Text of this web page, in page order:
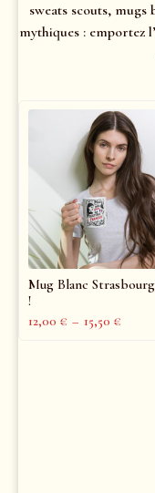
sweats scouts,
mythiques : emportez
Mug Blanc
!
12,00 € – 15,50 €